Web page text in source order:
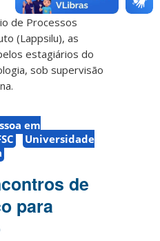
de Processos
(Lappsilu), as
estagiários do
sob supervisão
em
Universidade
de
para